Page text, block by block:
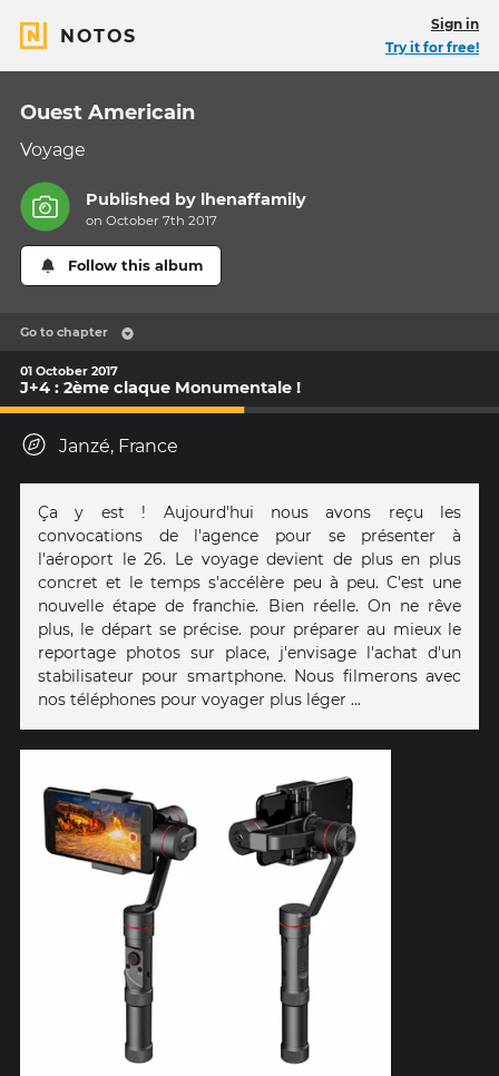
NOTOS
Sign in
Try it for free!
Ouest Americain
Voyage
Published by lhenaffamily
on October 7th 2017
Follow this album
Go to chapter
01 October 2017
J+4 : 2ème claque Monumentale !
Janzé, France
Ça y est ! Aujourd'hui nous avons reçu les
convocations de l'agence pour se présenter à
l'aéroport le 26. Le voyage devient de plus en plus
concret et le temps s'accélère peu à peu. C'est une
nouvelle étape de franchie. Bien réelle. On ne rêve
plus, le départ se précise. pour préparer au mieux le
reportage photos sur place, j'envisage l'achat d'un
stabilisateur pour smartphone. Nous filmerons avec
nos téléphones pour voyager plus léger ...